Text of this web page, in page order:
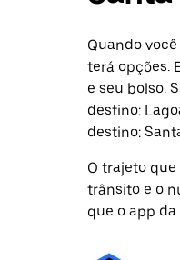
Quando
terá opções.
e seu bolso.
destino:
destino:
O trajeto
trânsito e o
que o app